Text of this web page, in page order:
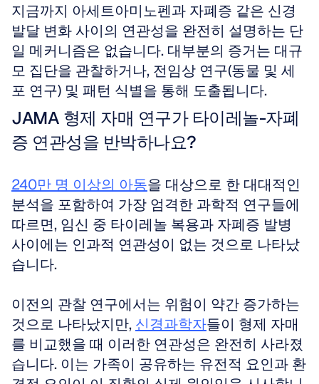
지금까지 아세트아미노펜과 자폐증 같은 신경
발달 변화 사이의 연관성을 완전히 설명하는 단
일 메커니즘은 없습니다. 대부분의 증거는 대규
모 집단을 관찰하거나, 전임상 연구(동물 및 세
포 연구) 및 패턴 식별을 통해 도출됩니다.
JAMA 형제 자매 연구가 타이레놀-자폐
증 연관성을 반박하나요?
240만 명 이상의 아동을 대상으로 한 대대적인
분석을 포함하여 가장 엄격한 과학적 연구들에
따르면, 임신 중 타이레놀 복용과 자폐증 발병
사이에는 인과적 연관성이 없는 것으로 나타났
습니다.
이전의 관찰 연구에서는 위험이 약간 증가하는
것으로 나타났지만, 신경과학자들이 형제 자매
를 비교했을 때 이러한 연관성은 완전히 사라졌
습니다. 이는 가족이 공유하는 유전적 요인과 환